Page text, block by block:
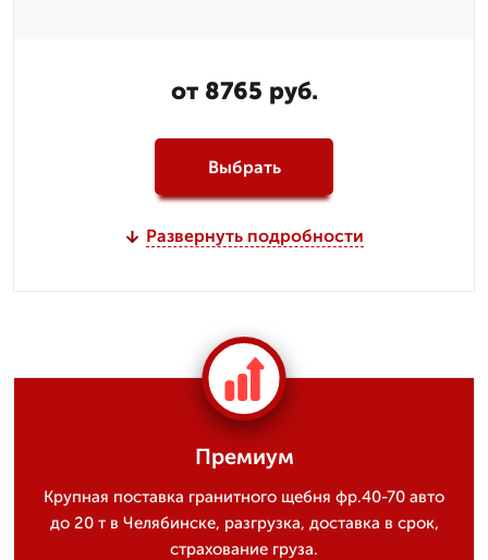
от 8765 руб.
Выбрать
Развернуть подробности
Премиум
Крупная поставка гранитного щебня фр.40-70 авто
до 20 т в Челябинске, разгрузка, доставка в срок,
страхование груза.